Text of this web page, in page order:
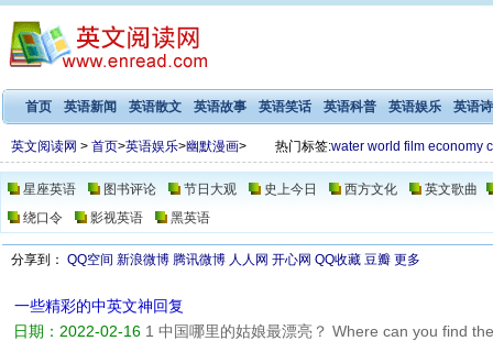
首页 英语新闻 英语散文 英语故事 英语笑话 英语科普 英语娱乐 英语
英文阅读网 > 首页>英语娱乐>幽默漫画> 热门标签:water world film economy
星座英语 图书评论 节日大观 史上今日 西方文化
英文歌曲
绕口令
影视英语 黑英语
分享到： QQ空间 新浪微博 腾讯微博 人人网 开心网 QQ收藏 豆瓣 更多
一些精彩的中英文神回复
日期：2022-02-16 1 中国哪里的姑娘最漂亮？ Where can you find